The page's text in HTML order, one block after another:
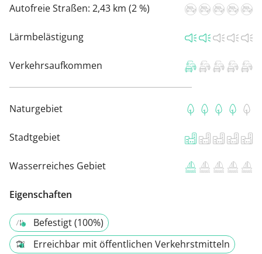
Autofreie Straßen: 2,43 km (2 %)
Lärmbelästigung
Verkehrsaufkommen
Naturgebiet
Stadtgebiet
Wasserreiches Gebiet
Eigenschaften
Befestigt (100%)
Erreichbar mit öffentlichen Verkehrstmitteln